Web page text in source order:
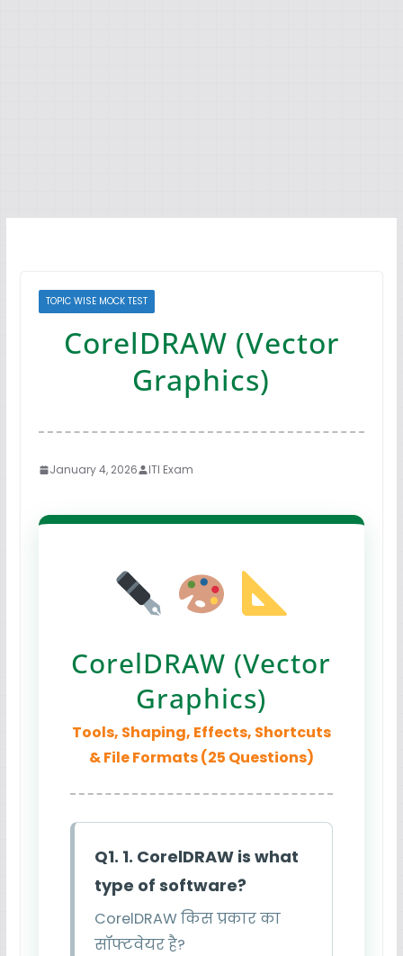
TOPIC WISE MOCK TEST
CorelDRAW (Vector
Graphics)
January 4, 2026 ITI Exam
CorelDRAW (Vector
Graphics)
Tools, Shaping, Effects, Shortcuts
& File Formats (25 Questions)
Q1. 1. CorelDRAW is what
type of software?
CorelDRAW किस प्रकार का
सॉफ्टवेयर है?